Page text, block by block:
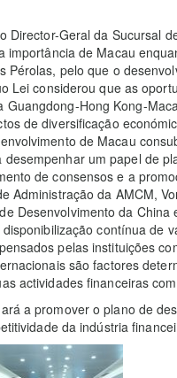
Director-Geral da Sucursal
importância de Macau
Pérolas, pelo que o
Lei considerou que as
Guangdong-Hong Kong-
de diversificação
de Macau
um papel de
de consensos e a
Administração da AMCM,
Desenvolvimento da
contínua de
pelas instituições
são factores
actividades financeiras
a promover o plano de
da indústria